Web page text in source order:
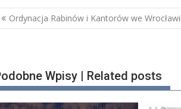
Nawigacja
Ordynacja Rabinów i Kantorów we
Wpisy | Related posts